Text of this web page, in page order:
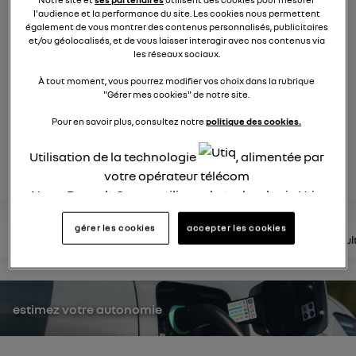
Hybride RENAULT
553membres
rejoignez
lire les questions lire les articles
estimez votre autonomie
l'audience et la performance du site. Les cookies nous permettent
également de vous montrer des contenus personnalisés, publicitaires
et/ou géolocalisés, et de vous laisser interagir avec nos contenus via
les réseaux sociaux.
À tout moment, vous pourrez modifier vos choix dans la rubrique
"Gérer mes cookies" de notre site.
Pour en savoir plus, consultez notrepolitique des cookies.
Utilisation de la technologie
, alimentée par
votre opérateur télécom
Nous, Renault Group, utilisons la technologie Utiq
pour nos activités digitales (telles que décrites
dans cette notice de consentement) et liées à
utilisez une connexion internet fournie parun
opérateur télécom participant
et que vous
consentez sur chaque site).
La technologie Utiq a été conçue pour la
gérer les cookies accepter les cookies